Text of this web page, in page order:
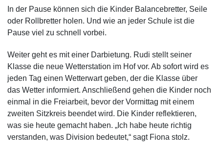
In der Pause können sich die Kinder Balancebretter, Seile
oder Rollbretter holen. Und wie an jeder Schule ist die
Pause viel zu schnell vorbei.
Weiter geht es mit einer Darbietung. Rudi stellt seiner
Klasse die neue Wetterstation im Hof vor. Ab sofort wird es
jeden Tag einen Wetterwart geben, der die Klasse über
das Wetter informiert. Anschließend gehen die Kinder noch
einmal in die Freiarbeit, bevor der Vormittag mit einem
zweiten Sitzkreis beendet wird. Die Kinder reflektieren,
was sie heute gemacht haben. „Ich habe heute richtig
verstanden, was Division bedeutet,“ sagt Fiona stolz.